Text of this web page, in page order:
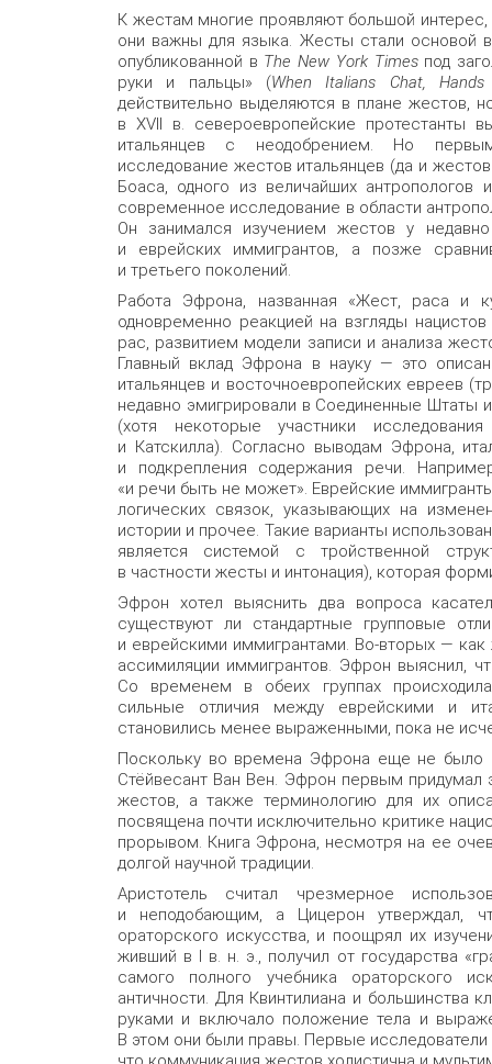
К жестам многие проявляют большой
они важны для языка. Жесты стали основой
опубликованной в The New York Timesпод
руки и пальцы» (When Italians Chat,
действительно выделяются в плане жестов,
в XVII в. североевропейские протестанты
итальянцев с неодобрением. Но
исследование жестов итальянцев (да и
Боаса, одного из величайших
современное исследование в области
Он занимался изучением жестов у
и еврейских иммигрантов, а позже
и третьего поколений.
Работа Эфрона, названная «Жест, раса и
одновременно реакцией на взгляды
рас, развитием модели записи и анализа
Главный вклад Эфрона в науку — это
итальянцев и восточноевропейских евреев
недавно эмигрировали в Соединенные
(хотя некоторые участники
и Катскилла). Согласно выводам Эфрона,
и подкрепления содержания речи.
«и речи быть не может». Еврейские
логических связок, указывающих на
истории и прочее. Такие варианты
является системой с тройственной
в частности жесты и интонация), которая
Эфрон хотел выяснить два вопроса
существуют ли стандартные групповые
и еврейскими иммигрантами. Во-вторых —
ассимиляции иммигрантов. Эфрон выяснил,
Со временем в обеих группах
сильные отличия между еврейскими и
становились менее выраженными, пока не
Поскольку во времена Эфрона еще не было
Стёйвесант Ван Вен. Эфрон первым придумал
жестов, а также терминологию для их
посвящена почти исключительно критике
прорывом. Книга Эфрона, несмотря на ее
долгой научной традиции.
Аристотель считал чрезмерное
и неподобающим, а Цицерон утверждал,
ораторского искусства, и поощрял их
живший в I в. н. э., получил от государства
самого полного учебника ораторского
античности. Для Квинтилиана и большинства
руками и включало положение тела и
В этом они были правы. Первые